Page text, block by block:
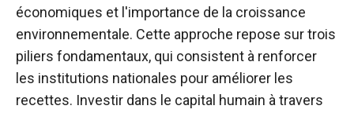
économiques et l'importance de la croissance
environnementale. Cette approche repose sur trois
piliers fondamentaux, qui consistent à renforcer
les institutions nationales pour améliorer les
recettes. Investir dans le capital humain à travers